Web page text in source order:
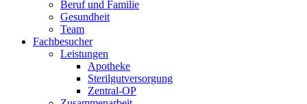
Beruf und Familie
Gesundheit
Team
Fachbesucher
Leistungen
Apotheke
Sterilgutversorgung
Zentral-OP